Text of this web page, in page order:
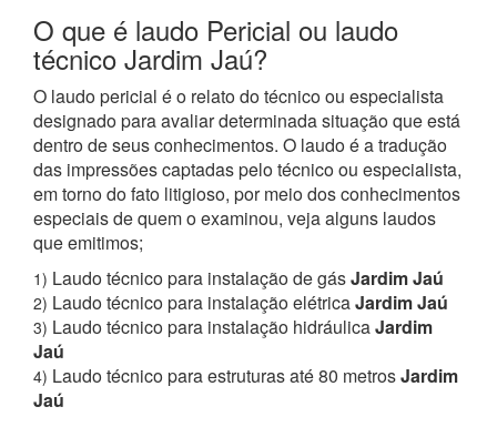
O que é laudo Pericial ou laudo
técnico Jardim Jaú?
O laudo pericial é o relato do técnico ou especialista
designado para avaliar determinada situação que está
dentro de seus conhecimentos. O laudo é a tradução
das impressões captadas pelo técnico ou especialista,
em torno do fato litigioso, por meio dos conhecimentos
especiais de quem o examinou, veja alguns laudos
que emitimos;
1) Laudo técnico para instalação de gásJardim Jaú
2) Laudo técnico para instalação elétricaJardim Jaú
3) Laudo técnico para instalação hidráulicaJardim
Jaú
4) Laudo técnico para estruturas até 80 metrosJardim
Jaú